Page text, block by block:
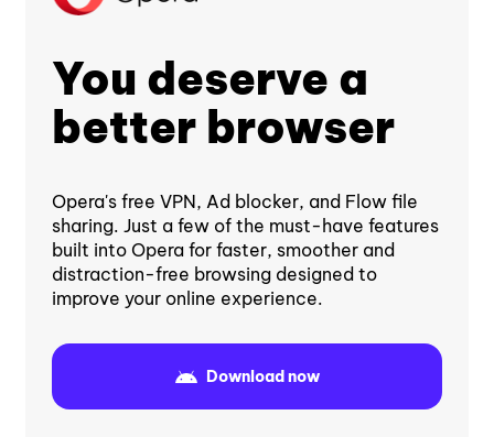
You deserve a
better browser
Opera's free VPN, Ad blocker, and Flow file
sharing. Just a few of the must-have features
built into Opera for faster, smoother and
distraction-free browsing designed to
improve your online experience.
Download now